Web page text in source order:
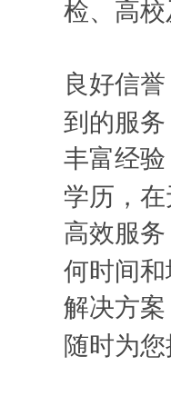
检、高
良好信誉
到的服
丰富经验
学历，
高效服务
何时间
解决方案
随时为